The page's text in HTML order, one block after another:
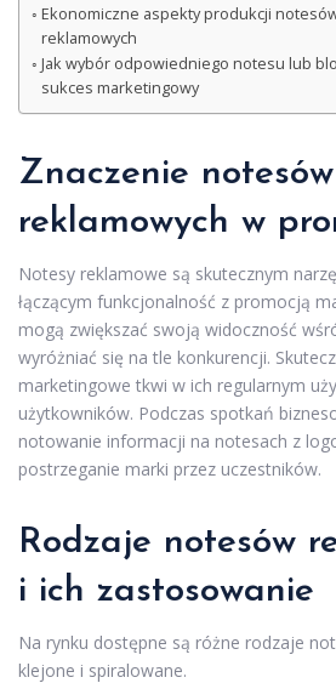
Ekonomiczne aspekty produkcji
reklamowych
Jak wybór odpowiedniego notesu lub
sukces marketingowy
Znaczenie notesów
reklamowych w
Notesy reklamowe są skutecznym
łączącym funkcjonalność z promocją
mogą zwiększać swoją widoczność
wyróżniać się na tle konkurencji.
marketingowe tkwi w ich regularnym
użytkowników. Podczas spotkań
notowanie informacji na notesach z
postrzeganie marki przez uczestników.
Rodzaje notesów
i ich zastosowanie
Na rynku dostępne są różne rodzaje
klejone i spiralowane.